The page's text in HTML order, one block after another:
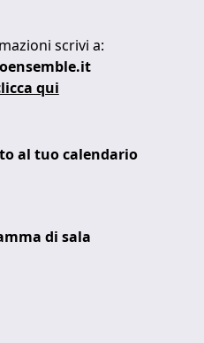
scrivi a:
qui
al tuo calendario
di sala